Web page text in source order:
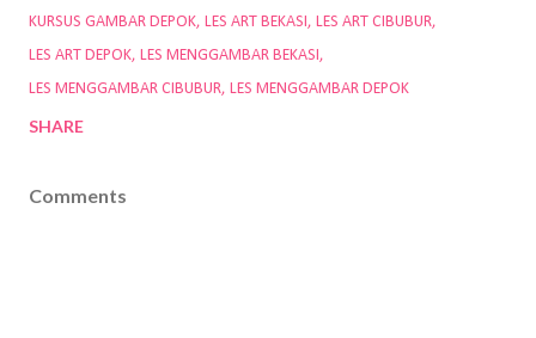
KURSUS GAMBAR DEPOK LES ART BEKASI
LES ART CIBUBUR
LES ART DEPOK LES MENGGAMBAR BEKASI
LES MENGGAMBAR CIBUBUR LES MENGGAMBAR DEPOK
SHARE
Comments